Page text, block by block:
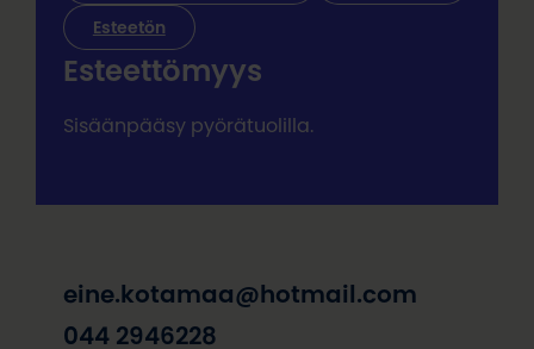
Esteetön
Esteettömyys
Sisäänpääsy pyörätuolilla.
eine.kotamaa@hotmail.com
044 2946228